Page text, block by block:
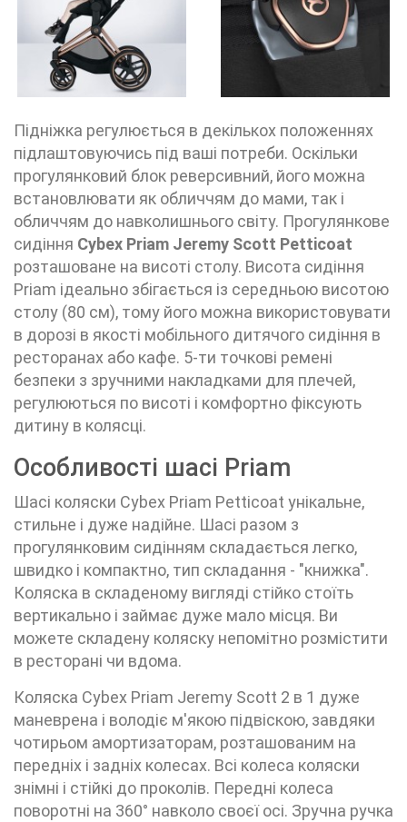
Підніжка регулюється в декількох положеннях
підлаштовуючись під ваші потреби. Оскільки
прогулянковий блок реверсивний, його можна
встановлювати як обличчям до мами, так і
обличчям до навколишнього світу. Прогулянкове
сидіння Cybex Priam Jeremy Scott Petticoat
розташоване на висоті столу. Висота сидіння
Priam ідеально збігається із середньою висотою
столу (80 см), тому його можна використовувати
в дорозі в якості мобільного дитячого сидіння в
ресторанах або кафе. 5-ти точкові ремені
безпеки з зручними накладками для плечей,
регулюються по висоті і комфортно фіксують
дитину в колясці.
Особливості шасі Priam
Шасі коляски Cybex Priam Petticoat унікальне,
стильне і дуже надійне. Шасі разом з
прогулянковим сидінням складається легко,
швидко і компактно, тип складання - "книжка".
Коляска в складеному вигляді стійко стоїть
вертикально і займає дуже мало місця. Ви
можете складену коляску непомітно розмістити
в ресторані чи вдома.
Коляска Cybex Priam Jeremy Scott 2 в 1 дуже
маневрена і володіє м'якою підвіскою, завдяки
чотирьом амортизаторам, розташованим на
передніх і задніх колесах. Всі колеса коляски
знімні і стійкі до проколів. Передні колеса
поворотні на 360° навколо своєї осі. Зручна ручка